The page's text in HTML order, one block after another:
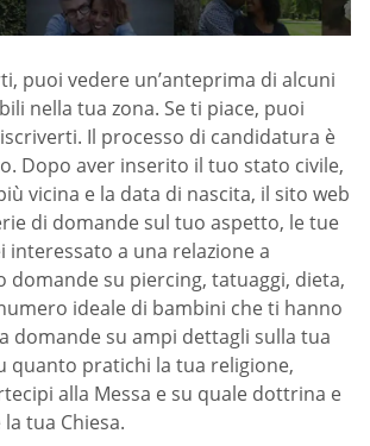
puoi vedere un’anteprima di alcuni
nella tua zona. Se ti piace, puoi
Il processo di candidatura è
Dopo aver inserito il tuo stato civile,
vicina e la data di nascita, il sito web
di domande sul tuo aspetto, le tue
interessato a una relazione a
domande su piercing, tatuaggi, dieta,
ideale di bambini che ti hanno
domande su ampi dettagli sulla tua
quanto pratichi la tua religione,
alla Messa e su quale dottrina e
tua Chiesa.